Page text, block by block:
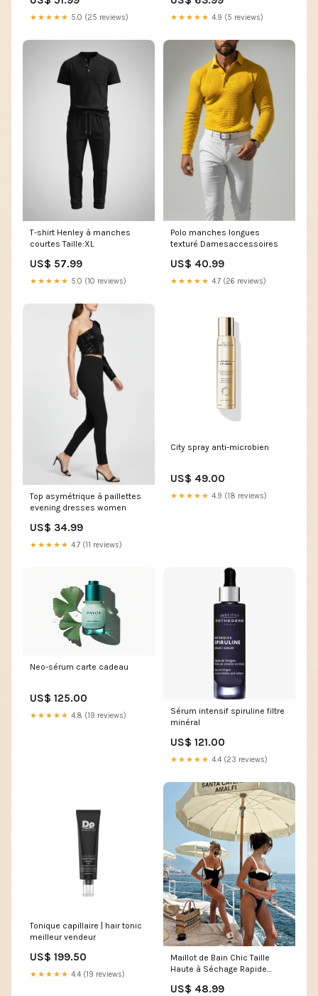
★★★★★ 5.0 (25 reviews) ★★★★★ 4.9 (5 reviews)
T-shirt Henley à manches
courtes Taille:XL
US$ 57.99
★★★★★ 5.0 (10 reviews)
Polo manches longues
texturé Damesaccessoires
US$ 40.99
★★★★★ 4.7 (26 reviews)
Top asymétrique à paillettes
evening dresses women
US$ 34.99
★★★★★ 4.7 (11 reviews)
City spray anti-microbien
US$ 49.00
★★★★★ 4.9 (18 reviews)
Neo-sérum carte cadeau
US$ 125.00
★★★★★ 4.8 (19 reviews)
Sérum intensif spiruline filtre
minéral
US$ 121.00
★★★★★ 4.4 (23 reviews)
Tonique capillaire | hair tonic
meilleur vendeur
US$ 199.50
★★★★★ 4.4 (19 reviews)
Maillot de Bain Chic Taille
Haute à Séchage Rapide
US$ 48.99